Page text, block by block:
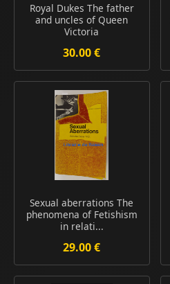
Royal Dukes The father
and uncles of Queen
Victoria
30.00 €
Sexual aberrations The
phenomena of Fetishism
in relati...
29.00 €